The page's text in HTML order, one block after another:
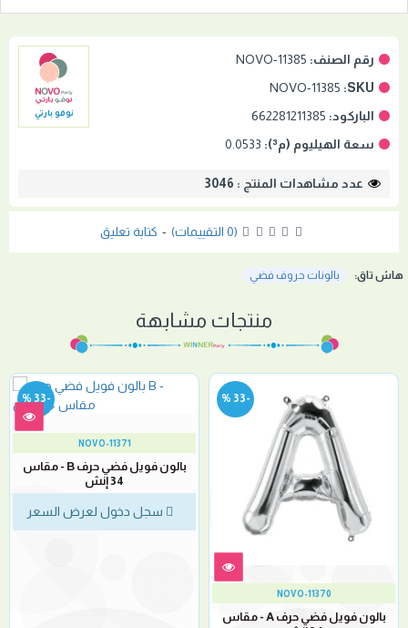
رقم الصنف: NOVO-11385
SKU:
NOVO-11385
الباركود: 662281211385
سعة الهيليوم (م³):
0.0533
نوفو بارتي
عدد مشاهدات المنتج : 3046
(0 التقييمات) - كتابة تعليق
هاش تاق: بالونات حروف فضي
منتجات مشابهة
-33 %
NOVO-11370
بالون فويل فضي حرف A - مقاس
-33 %
NOVO-11371
بالون فويل فضي حرف B - مقاس
34 إنش
سجل دخول لعرض السعر